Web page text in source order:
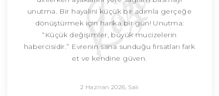
unutma. Bir hayalini küçük bir adımla gerçeğe
dönüştürmek için harika bir gün! Unutma:
“Küçük değişimler, büyük mucizelerin
habercisidir.” Evrenin sana sunduğu fırsatları fark
et ve kendine güven.
2 Haziran 2026, Salı